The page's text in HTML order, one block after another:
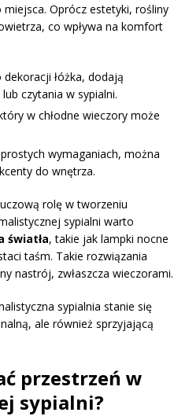
Oprócz estetyki, rośliny
co wpływa na komfort
dekoracji łóżka, dodają
czytania w sypialni.
w chłodne wieczory może
wymaganiach, można
do wnętrza.
rolę w tworzeniu
sypialni warto
światła, takie jak lampki nocne
taśm. Takie rozwiązania
nastrój, zwłaszcza wieczorami.
sypialnia stanie się
ale również sprzyjającą
przestrzeń w
sypialni?